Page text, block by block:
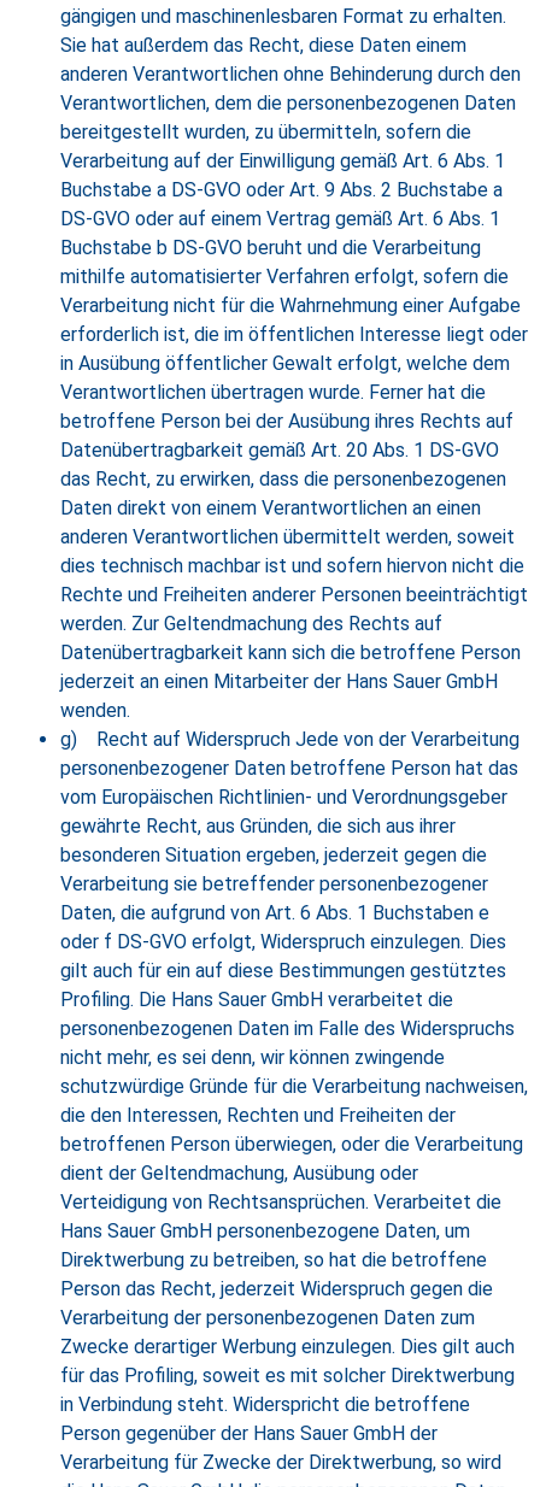
gängigen und maschinenlesbaren Format zu erhalten.
Sie hat außerdem das Recht, diese Daten einem
anderen Verantwortlichen ohne Behinderung durch den
Verantwortlichen, dem die personenbezogenen Daten
bereitgestellt wurden, zu übermitteln, sofern die
Verarbeitung auf der Einwilligung gemäß Art. 6 Abs. 1
Buchstabe a DS-GVO oder Art. 9 Abs. 2 Buchstabe a
DS-GVO oder auf einem Vertrag gemäß Art. 6 Abs. 1
Buchstabe b DS-GVO beruht und die Verarbeitung
mithilfe automatisierter Verfahren erfolgt, sofern die
Verarbeitung nicht für die Wahrnehmung einer Aufgabe
erforderlich ist, die im öffentlichen Interesse liegt oder
in Ausübung öffentlicher Gewalt erfolgt, welche dem
Verantwortlichen übertragen wurde. Ferner hat die
betroffene Person bei der Ausübung ihres Rechts auf
Datenübertragbarkeit gemäß Art. 20 Abs. 1 DS-GVO
das Recht, zu erwirken, dass die personenbezogenen
Daten direkt von einem Verantwortlichen an einen
anderen Verantwortlichen übermittelt werden, soweit
dies technisch machbar ist und sofern hiervon nicht die
Rechte und Freiheiten anderer Personen beeinträchtigt
werden. Zur Geltendmachung des Rechts auf
Datenübertragbarkeit kann sich die betroffene Person
jederzeit an einen Mitarbeiter der Hans Sauer GmbH
wenden.
g) Recht auf Widerspruch Jede von der Verarbeitung
personenbezogener Daten betroffene Person hat das
vom Europäischen Richtlinien- und Verordnungsgeber
gewährte Recht, aus Gründen, die sich aus ihrer
besonderen Situation ergeben, jederzeit gegen die
Verarbeitung sie betreffender personenbezogener
Daten, die aufgrund von Art. 6 Abs. 1 Buchstaben e
oder f DS-GVO erfolgt, Widerspruch einzulegen. Dies
gilt auch für ein auf diese Bestimmungen gestütztes
Profiling. Die Hans Sauer GmbH verarbeitet die
personenbezogenen Daten im Falle des Widerspruchs
nicht mehr, es sei denn, wir können zwingende
schutzwürdige Gründe für die Verarbeitung nachweisen,
die den Interessen, Rechten und Freiheiten der
betroffenen Person überwiegen, oder die Verarbeitung
dient der Geltendmachung, Ausübung oder
Verteidigung von Rechtsansprüchen. Verarbeitet die
Hans Sauer GmbH personenbezogene Daten, um
Direktwerbung zu betreiben, so hat die betroffene
Person das Recht, jederzeit Widerspruch gegen die
Verarbeitung der personenbezogenen Daten zum
Zwecke derartiger Werbung einzulegen. Dies gilt auch
für das Profiling, soweit es mit solcher Direktwerbung
in Verbindung steht. Widerspricht die betroffene
Person gegenüber der Hans Sauer GmbH der
Verarbeitung für Zwecke der Direktwerbung, so wird